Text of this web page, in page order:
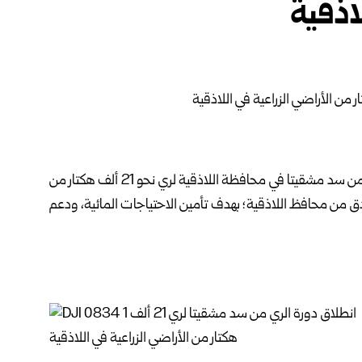
من سد مشقيتا في محافظةاللاذقية
لري نحو 21 ألف هكتار من
من محافظ اللاذقية؛ بهدف تأمين الاحتياجات المائية، ودعم